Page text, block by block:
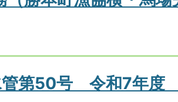
管第50号 令和7年度